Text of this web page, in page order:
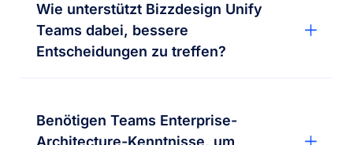
Wie unterstützt Bizzdesign Unify
Teams dabei, bessere
Entscheidungen zu treffen?
Benötigen Teams Enterprise-
Architecture-Kenntnisse, um